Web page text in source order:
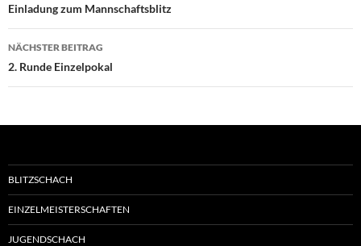
Einladung zum Mannschaftsblitz
NÄCHSTER BEITRAG
2. Runde Einzelpokal
BLITZSCHACH
EINZELMEISTERSCHAFTEN
JUGENDSCHACH